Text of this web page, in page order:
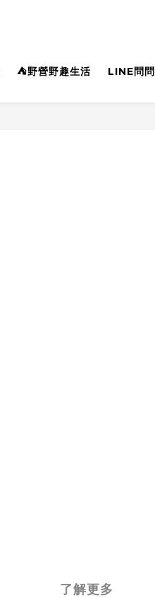
⛺野營野趣生活 LINE問問
了解更多